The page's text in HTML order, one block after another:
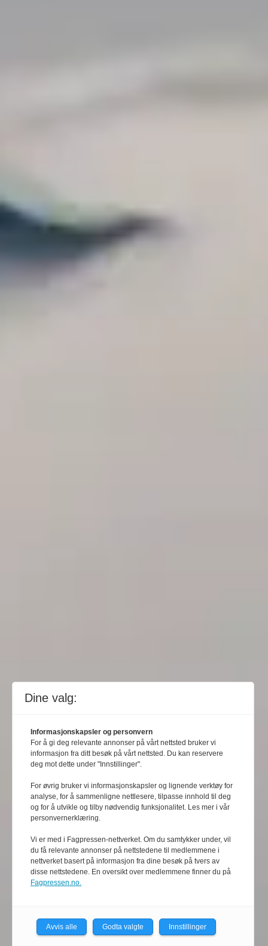
Dine valg:
Informasjonskapsler og personvern
For å gi deg relevante annonser på vårt nettsted bruker vi
informasjon fra ditt besøk på vårt nettsted. Du kan reservere
deg mot dette under "Innstillinger".
For øvrig bruker vi informasjonskapsler og lignende verktøy for
analyse, for å sammenligne nettlesere, tilpasse innhold til deg
og for å utvikle og tilby nødvendig funksjonalitet. Les mer i vår
personvernerklæring.
Vi er med i Fagpressen-nettverket. Om du samtykker under, vil
du få relevante annonser på nettstedene til medlemmene i
nettverket basert på informasjon fra dine besøk på tvers av
disse nettstedene. En oversikt over medlemmene finner du på
Fagpressen.no.
Avvis alle Godta valgte Innstillinger